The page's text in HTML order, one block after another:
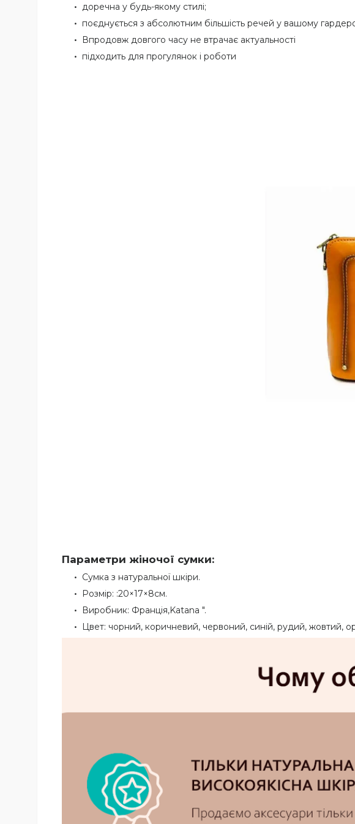
доречна у будь-якому стилі;
поєднується з абсолютним більшість речей у вашому
Впродовж довгого часу не втрачає актуальності
підходить для прогулянок і роботи
Параметри жіночої сумки:
Сумка з натуральної шкіри.
Розмір: :20×17×8см.
Виробник: Франція,Katana ".
Цвет: чорний, коричневий, червоний, синій, рудий, жовтий,